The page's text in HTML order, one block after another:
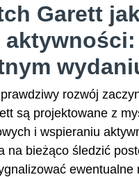
Garett
rozwój
są projektowane z
i wspieraniu
na bieżąco śledzić
ewentualne